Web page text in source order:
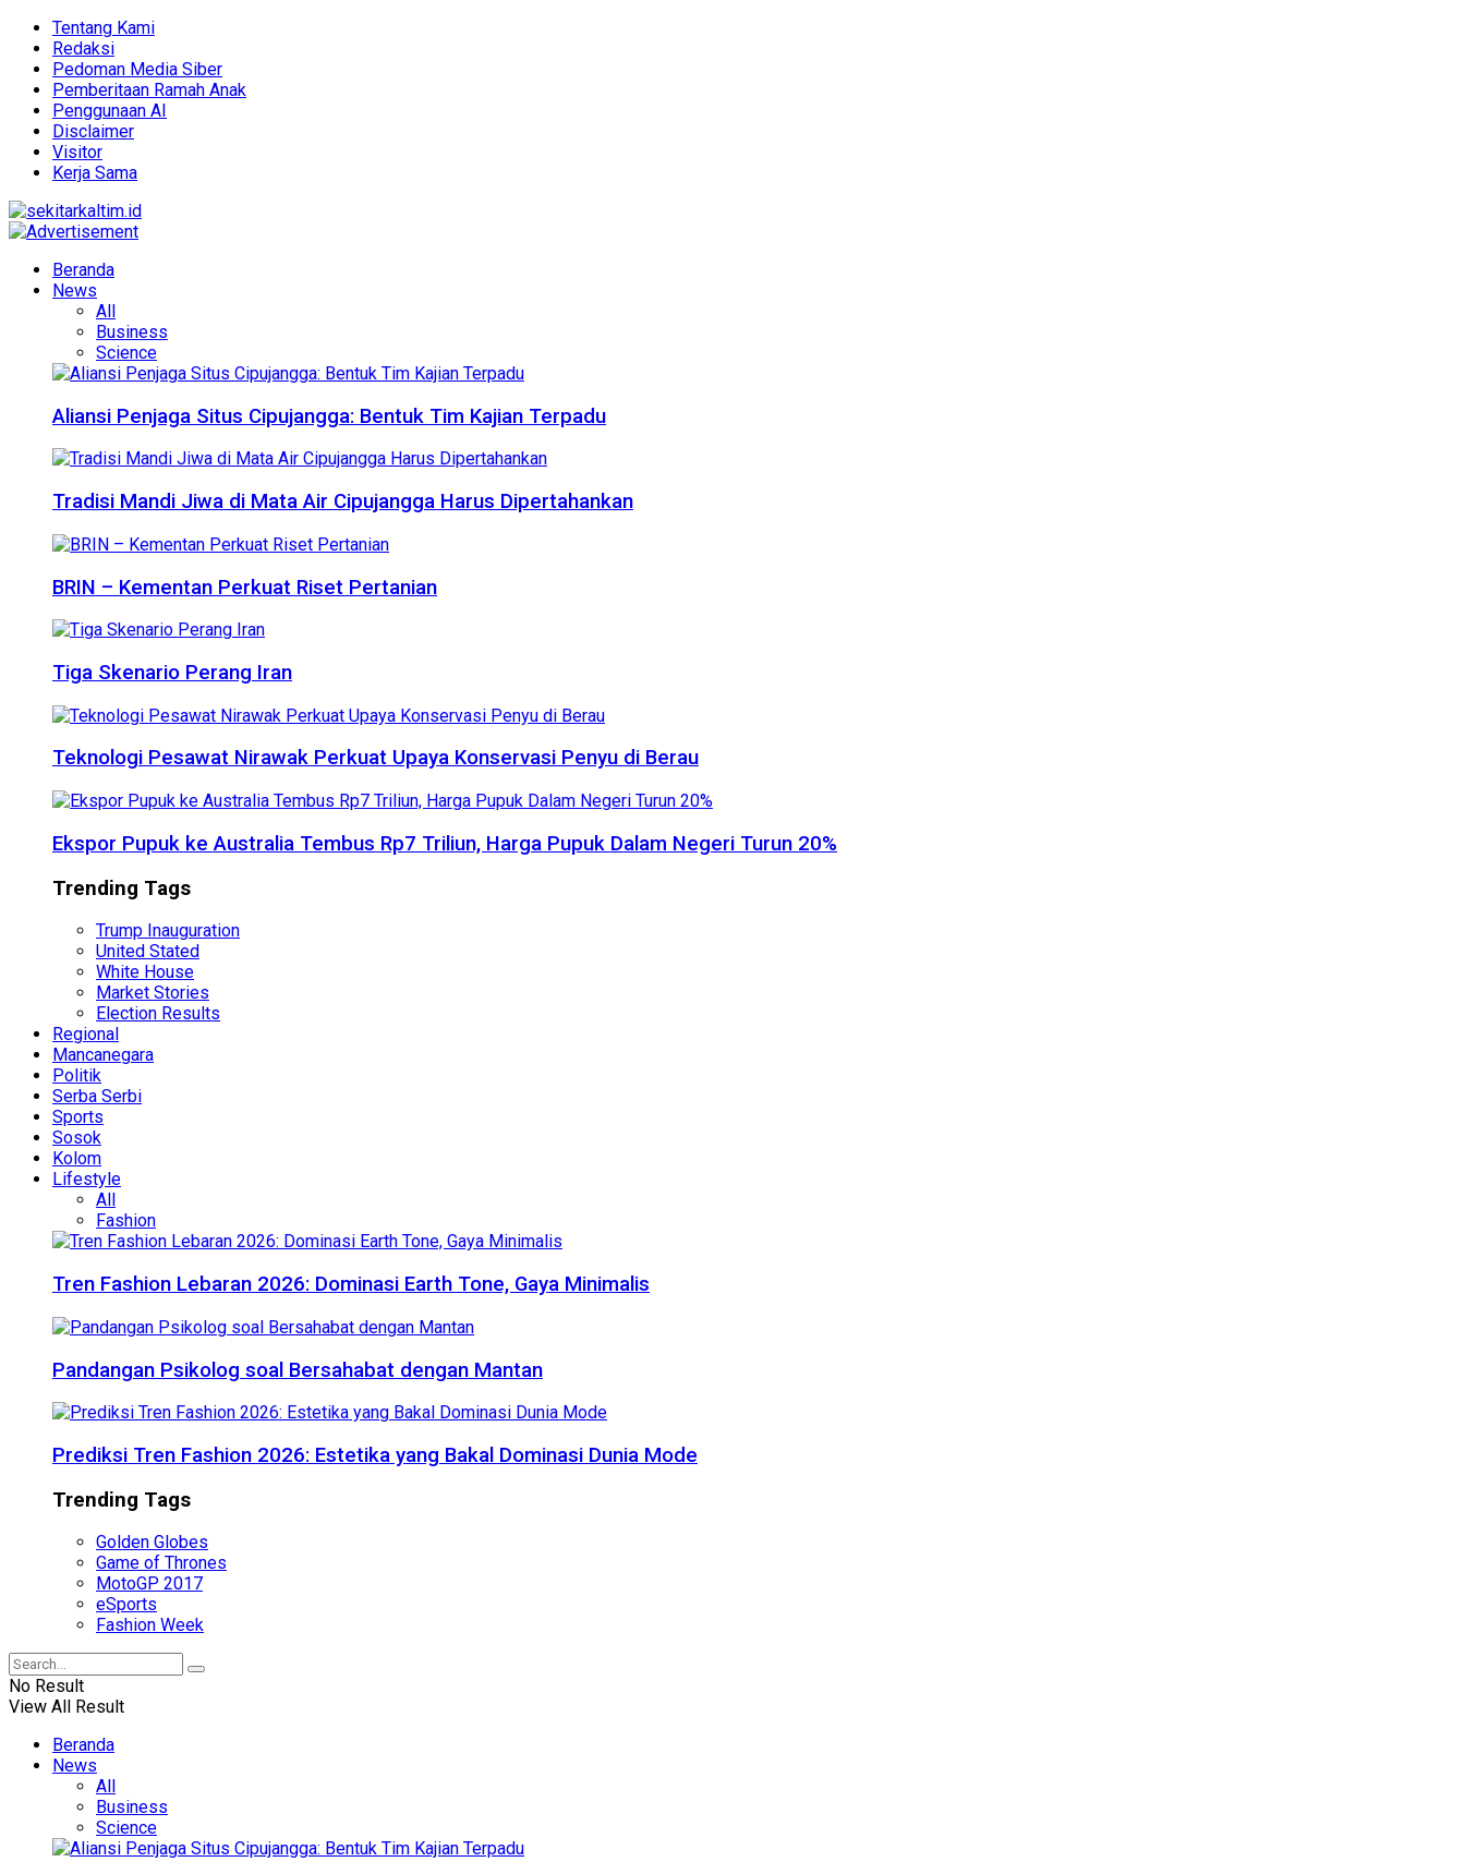
Tentang Kami
Redaksi
Pedoman Media Siber
Pemberitaan Ramah Anak
Penggunaan AI
Disclaimer
Visitor
Kerja Sama
Beranda
News
All
Business
Science
Aliansi Penjaga Situs Cipujangga: Bentuk Tim Kajian Terpadu
Tradisi Mandi Jiwa di Mata Air Cipujangga Harus Dipertahankan
BRIN – Kementan Perkuat Riset Pertanian
Tiga Skenario Perang Iran
Teknologi Pesawat Nirawak Perkuat Upaya Konservasi Penyu di Berau
Ekspor Pupuk ke Australia Tembus Rp7 Triliun, Harga Pupuk Dalam Negeri Turun 20%
Trending Tags
Trump Inauguration
United Stated
White House
Market Stories
Election Results
Regional
Mancanegara
Politik
Serba Serbi
Sports
Sosok
Kolom
Lifestyle
All
Fashion
Tren Fashion Lebaran 2026: Dominasi Earth Tone, Gaya Minimalis
Pandangan Psikolog soal Bersahabat dengan Mantan
Prediksi Tren Fashion 2026: Estetika yang Bakal Dominasi Dunia Mode
Trending Tags
Golden Globes
Game of Thrones
MotoGP 2017
eSports
Fashion Week
No Result
View All Result
Beranda
News
All
Business
Science